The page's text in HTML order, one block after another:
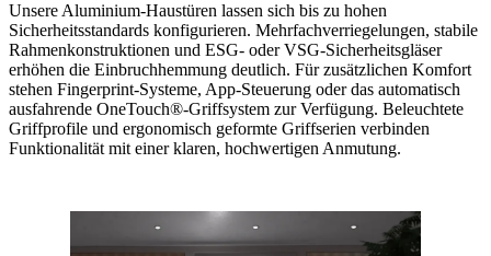
Unsere Aluminium-Haustüren lassen sich bis zu hohen
Sicherheitsstandards konfigurieren. Mehrfachverriegelungen, stabile
Rahmenkonstruktionen und ESG- oder VSG-Sicherheitsgläser
erhöhen die Einbruchhemmung deutlich. Für zusätzlichen Komfort
stehen Fingerprint-Systeme, App-Steuerung oder das automatisch
ausfahrende OneTouch®-Griffsystem zur Verfügung. Beleuchtete
Griffprofile und ergonomisch geformte Griffserien verbinden
Funktionalität mit einer klaren, hochwertigen Anmutung.